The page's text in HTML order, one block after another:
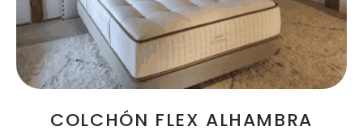
COLCHÓN FLEX ALHAMBRA